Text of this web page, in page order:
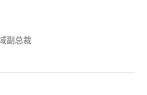
副总裁